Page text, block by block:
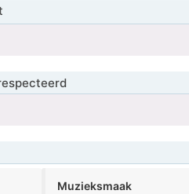
Muzieksmaak